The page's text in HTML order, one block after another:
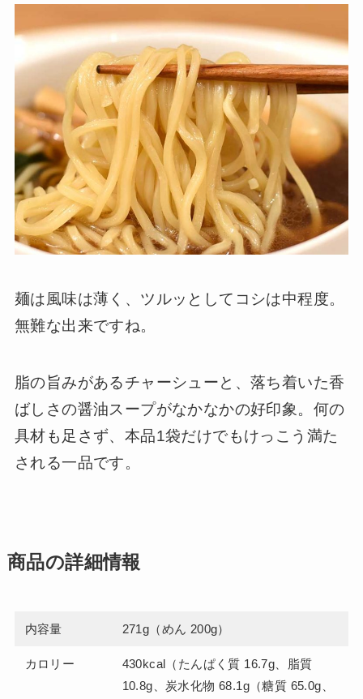
麺は風味は薄く、ツルッとしてコシは中程度。
無難な出来ですね。
脂の旨みがあるチャーシューと、落ち着いた香
ばしさの醤油スープがなかなかの好印象。何の
具材も足さず、本品1袋だけでもけっこう満た
される一品です。
商品の詳細情報
内容量 271g（めん 200g）
カロリー
430kcal（たんぱく質 16.7g、脂質
10.8g、炭水化物 68.1g（糖質 65.0g、